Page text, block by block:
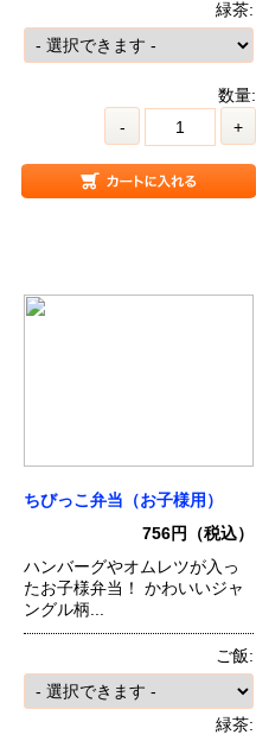
緑茶:
数量:
-
+
ちびっこ弁当（お子様用）
756円（税込）
ハンバーグやオムレツが入っ
たお子様弁当！ かわいいジャ
ングル柄...
ご飯:
緑茶: